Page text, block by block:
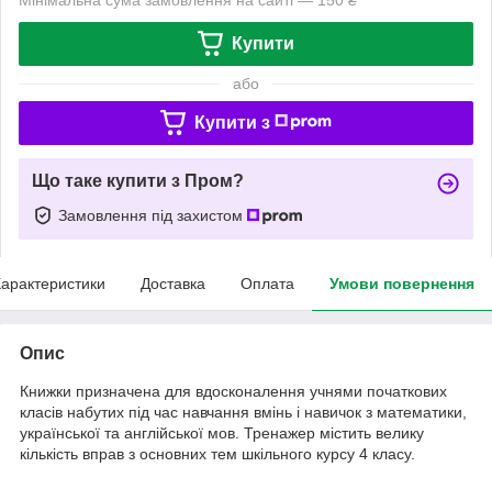
Купити
або
Купити з
Що таке купити з Пром?
Замовлення під захистом
Доставка Оплата Умови повернення
Опис
Книжки призначена для вдосконалення учнями початкових
класів набутих під час навчання вмінь і навичок з математики,
української та англійської мов. Тренажер містить велику
кількість вправ з основних тем шкільного курсу 4 класу.